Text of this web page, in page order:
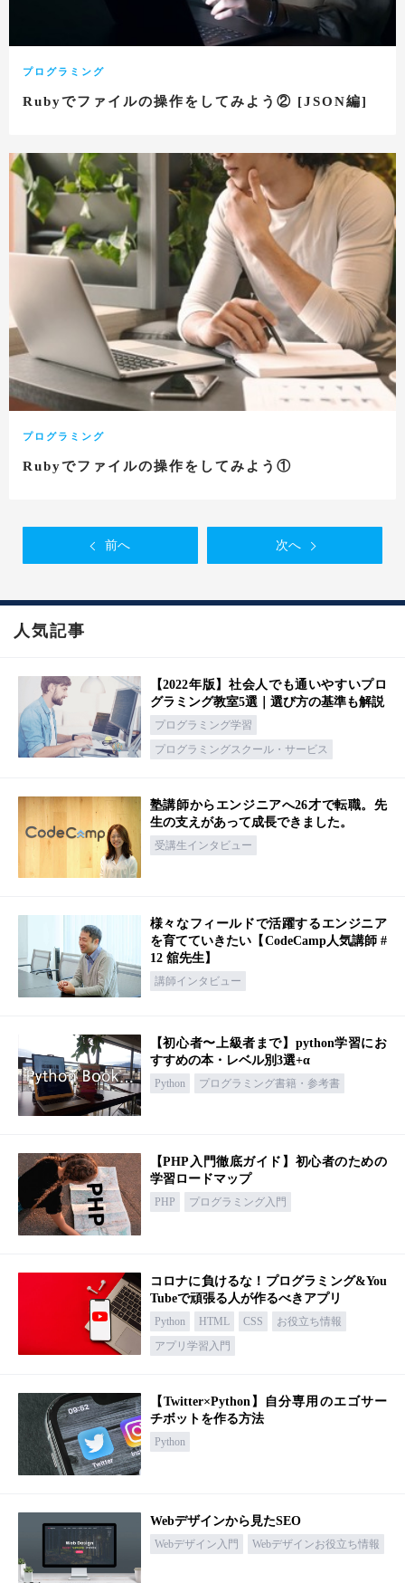
プログラミング
Rubyでファイルの操作をしてみよう② [JSON編]
プログラミング
Rubyでファイルの操作をしてみよう①
前へ 次へ
人気記事
【2022年版】社会人でも通いやすいプロ
グラミング教室5選｜選び方の基準も解説
プログラミング学習
プログラミングスクール・サービス
塾講師からエンジニアへ26才で転職。先
生の支えがあって成長できました。
受講生インタビュー
様々なフィールドで活躍するエンジニア
を育てていきたい【CodeCamp人気講師 #
12 舘先生】
講師インタビュー
【初心者〜上級者まで】python学習にお
すすめの本・レベル別3選+α
Python プログラミング書籍・参考書
【PHP入門徹底ガイド】初心者のための
学習ロードマップ
PHP プログラミング入門
コロナに負けるな！プログラミング&You
Tubeで頑張る人が作るべきアプリ
Python HTML CSS
お役立ち情報
アプリ学習入門
【Twitter×Python】自分専用のエゴサー
チボットを作る方法
Python
Webデザインから見たSEO
Webデザイン入門 Webデザインお役立ち情報